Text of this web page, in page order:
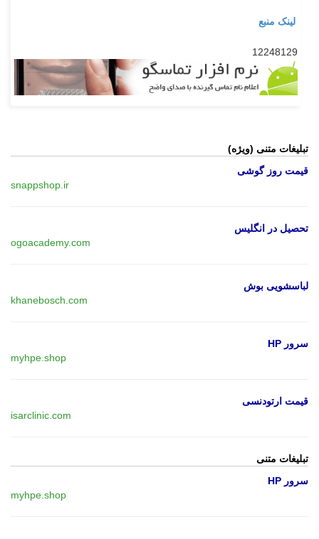
لینک منبع
12248129
تبلیغات متنی (ویژه)
قیمت روز گوشی
snappshop.ir
تحصیل در انگلیس
ogoacademy.com
لباسشویی بوش
khanebosch.com
سرور HP
myhpe.shop
قیمت ارتودنسی
isarclinic.com
تبلیغات متنی
سرور HP
myhpe.shop